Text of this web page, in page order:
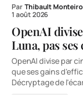
Par Thibault Monteiro
1 août 2026
OpenAI
Luna, pas ses
OpenAI divise par
que ses gains
Décryptage de